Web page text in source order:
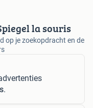
la souris
op je zoekopdracht en de
.